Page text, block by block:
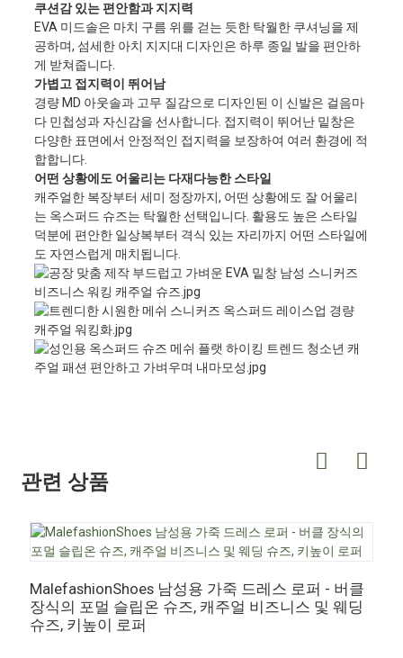
쿠션감 있는 편안함과 지지력
EVA 미드솔은 마치 구름 위를 걷는 듯한 탁월한 쿠셔닝을 제
공하며, 섬세한 아치 지지대 디자인은 하루 종일 발을 편안하
게 받쳐줍니다.
가볍고 접지력이 뛰어남
경량 MD 아웃솔과 고무 질감으로 디자인된 이 신발은 걸음마
다 민첩성과 자신감을 선사합니다. 접지력이 뛰어난 밑창은
다양한 표면에서 안정적인 접지력을 보장하여 여러 환경에 적
합합니다.
어떤 상황에도 어울리는 다재다능한 스타일
캐주얼한 복장부터 세미 정장까지, 어떤 상황에도 잘 어울리
는 옥스퍼드 슈즈는 탁월한 선택입니다. 활용도 높은 스타일
덕분에 편안한 일상복부터 격식 있는 자리까지 어떤 스타일에
도 자연스럽게 매치됩니다.
관련 상품
MalefashionShoes 남성용 가죽 드레스 로퍼 - 버클
장식의 포멀 슬립온 슈즈, 캐주얼 비즈니스 및 웨딩
슈즈, 키높이 로퍼